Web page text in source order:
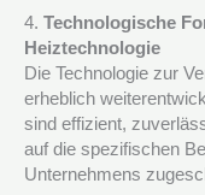
4. Technologische
Heiztechnologie
Die Technologie zur
erheblich
sind effizient,
auf die spezifischen
Unternehmens